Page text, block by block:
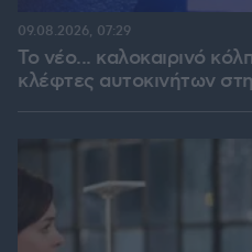
Το νέο... καλοκαιρινό
κλέφτες αυτοκινήτων
09.08.2026, 07:29